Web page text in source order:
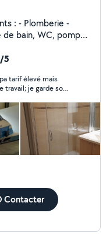
-
de bain, WC, pompe
et/ou suppression
- Zinguerie
démoussage) -
fer), soudure à l'arc
vue - Divers
5
son
Contacter